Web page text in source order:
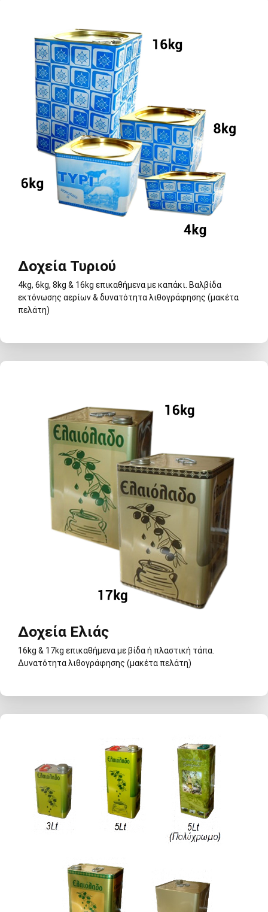
Δοχεία Τυριού
Δοχεία Τυριού
4kg, 6kg, 8kg & 16kg επικαθήμενα με καπάκι. Βαλβίδα
εκτόνωσης αερίων & δυνατότητα λιθογράφησης (μακέτα
πελάτη)
Δοχεία Ελιάς
16kg & 17kg επικαθήμενα με βίδα ή πλαστική τάπα.
Δυνατότητα λιθογράφησης (μακέτα πελάτη)